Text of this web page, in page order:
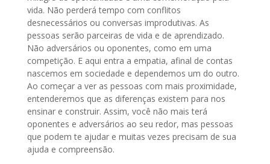
vida. Não perderá tempo com conflitos
desnecessários ou conversas improdutivas. As
pessoas serão parceiras de vida e de aprendizado.
Não adversários ou oponentes, como em uma
competição. E aqui entra a empatia, afinal de contas
nascemos em sociedade e dependemos um do outro.
Ao começar a ver as pessoas com mais proximidade,
entenderemos que as diferenças existem para nos
ensinar e construir. Assim, você não mais terá
oponentes e adversários ao seu redor, mas pessoas
que podem te ajudar e muitas vezes precisam de sua
ajuda e compreensão.